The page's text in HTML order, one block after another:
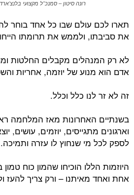
רונה סיטון – סמנכ"ל מקצועי
תארו לכם עולם שבו כל אחד בוחר
את סביבתו, ולממש את תרומתו
לא רק המנהלים מקבלים החלטות
אדם הוא מנוע של יוזמה, אחריות
זה לא זר לנו כלל וכלל.
בשנתיים האחרונות מאז המלחמה
וארגונים מתגייסים, יוזמים, עושים,
לספק לכל מי שנחוץ לו עזרה ותמיכה.
היוזמות הללו הוכיחו שהמון כוח
אחת ואחד מאיתנו – ורק צריך להעז